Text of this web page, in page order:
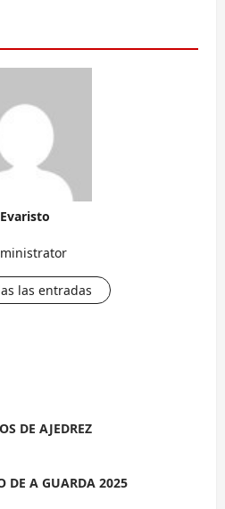
Evaristo
las entradas
DE AJEDREZ
DE A GUARDA 2025